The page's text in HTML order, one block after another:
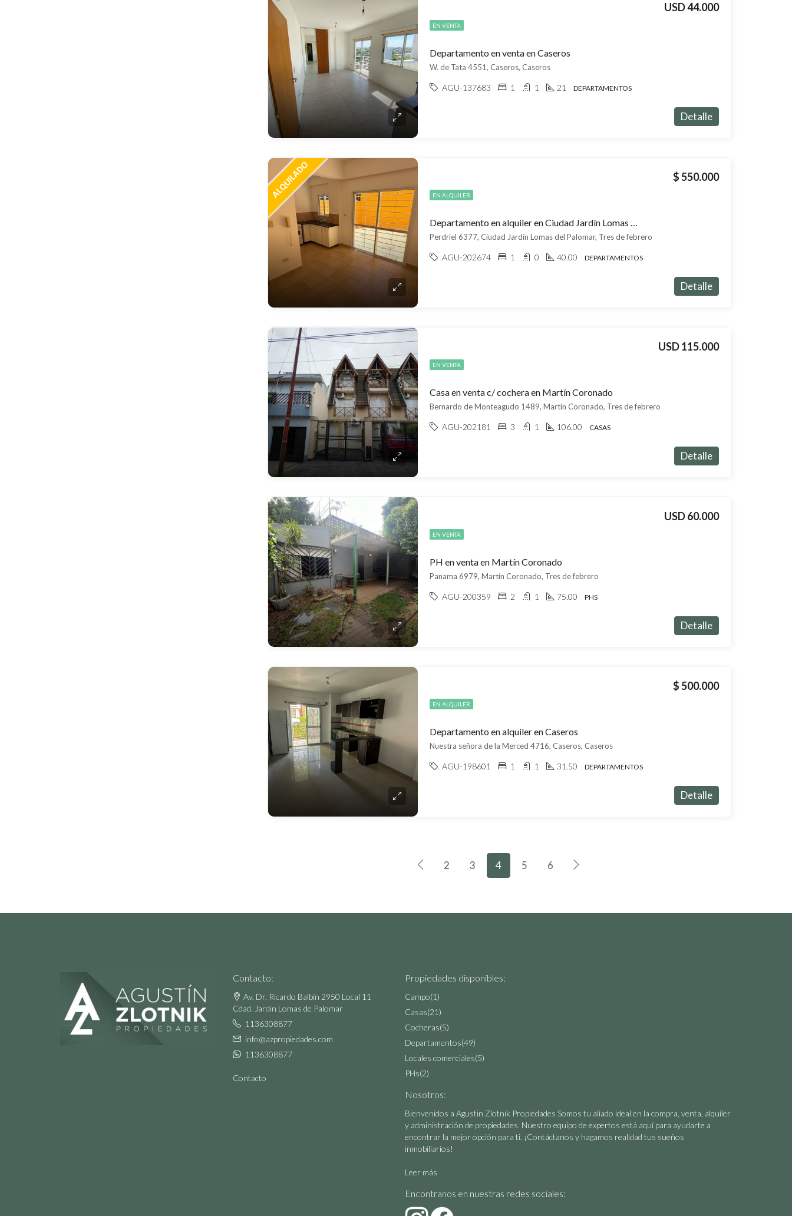
EN VENTA
Departamento en venta en Caseros
USD 44.000
W. de Tata 4551, Caseros, Caseros
AGU-137683 1 1 21 DEPARTAMENTOS
Detalle
EN ALQUILER
Departamento en alquiler en Ciudad Jardín Lomas del Palomar
$ 550.000
Perdriel 6377, Ciudad Jardín Lomas del Palomar, Tres de febrero
AGU-202674 1 0 40.00 DEPARTAMENTOS
Detalle
EN VENTA
Casa en venta c/ cochera en Martín Coronado
USD 115.000
Bernardo de Monteagudo 1489, Martín Coronado, Tres de febrero
AGU-202181 3 1 106.00 CASAS
Detalle
EN VENTA
PH en venta en Martín Coronado
USD 60.000
Panama 6979, Martín Coronado, Tres de febrero
AGU-200359 2 1 75.00 PHS
Detalle
EN ALQUILER
Departamento en alquiler en Caseros
$ 500.000
Nuestra señora de la Merced 4716, Caseros, Caseros
AGU-198601 1 1 31.50 DEPARTAMENTOS
Detalle
2 3 4 5 6
Contacto:
Av. Dr. Ricardo Balbín 2950 Local 11
Cdad. Jardin Lomas de Palomar
1136308877
info@azpropiedades.com
1136308877
Contacto
Propiedades disponibles:
Campo(1)
Casas(21)
Cocheras(5)
Departamentos(49)
Locales comerciales(5)
PHs(2)
Nosotros:
Bienvenidos a Agustin Zlotnik Propiedades Somos tu aliado ideal en la compra, venta, alquiler
y administración de propiedades. Nuestro equipo de expertos está aquí para ayudarte a
encontrar la mejor opción para ti. ¡Contáctanos y hagamos realidad tus sueños
inmobiliarios!
Leer más
Encontranos en nuestras redes sociales: